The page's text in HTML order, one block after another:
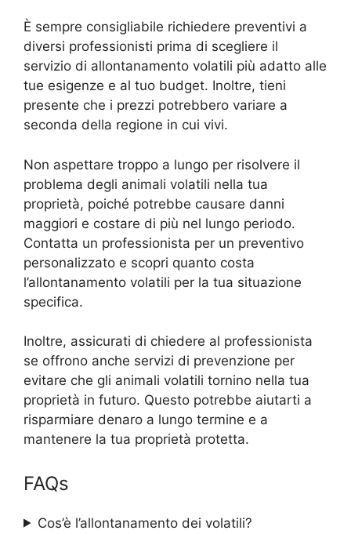
È sempre consigliabile richiedere preventivi a
diversi professionisti prima di scegliere il
servizio di allontanamento volatili più adatto alle
tue esigenze e al tuo budget. Inoltre, tieni
presente che i prezzi potrebbero variare a
seconda della regione in cui vivi.
Non aspettare troppo a lungo per risolvere il
problema degli animali volatili nella tua
proprietà, poiché potrebbe causare danni
maggiori e costare di più nel lungo periodo.
Contatta un professionista per un preventivo
personalizzato e scopri quanto costa
l’allontanamento volatili per la tua situazione
specifica.
Inoltre, assicurati di chiedere al professionista
se offrono anche servizi di prevenzione per
evitare che gli animali volatili tornino nella tua
proprietà in futuro. Questo potrebbe aiutarti a
risparmiare denaro a lungo termine e a
mantenere la tua proprietà protetta.
FAQs
Cos’è l’allontanamento dei volatili?